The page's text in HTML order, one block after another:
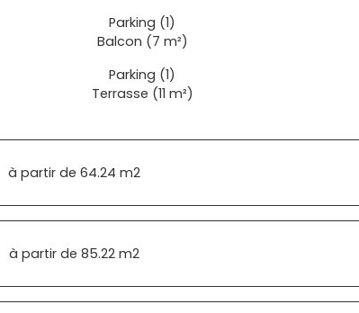
Parking (1)
Balcon (7 m²)
Parking (1)
Terrasse (11 m²)
à partir de 64.24 m2
à partir de 85.22 m2